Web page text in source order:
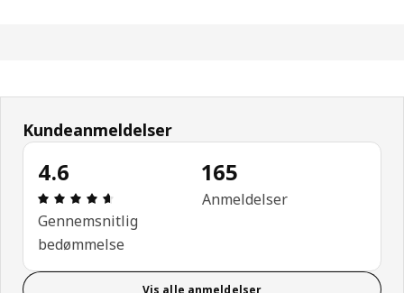
Kundeanmeldelser
4.6
Anmeldelse: 4.6 Ud af 5 Stjerner. Anmeldelser i
Gennemsnitlig
bedømmelse
165
Anmeldelser
Vis alle anmeldelser